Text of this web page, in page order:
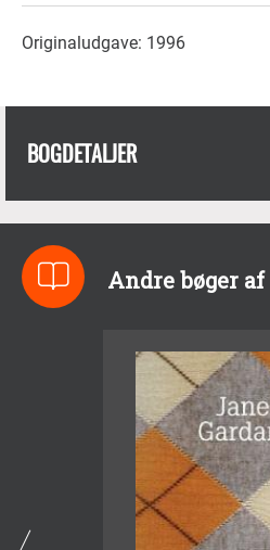
Originaludgave: 1996
BOGDETALJER
Andre bøger